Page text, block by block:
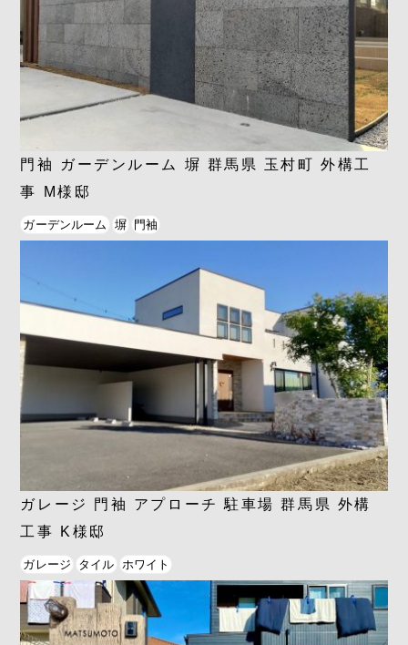
門袖 ガーデンルーム 塀 群馬県 玉村町 外構工
事 M様邸
ガーデンルーム 塀 門袖
ガレージ 門袖 アプローチ 駐車場 群馬県 外構
工事 K様邸
ガレージ タイル ホワイト